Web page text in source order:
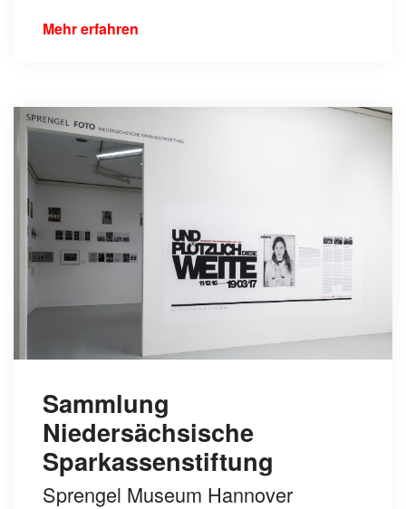
Mehr erfahren
Sammlung
Niedersächsische
Sparkassenstiftung
Sprengel Museum Hannover